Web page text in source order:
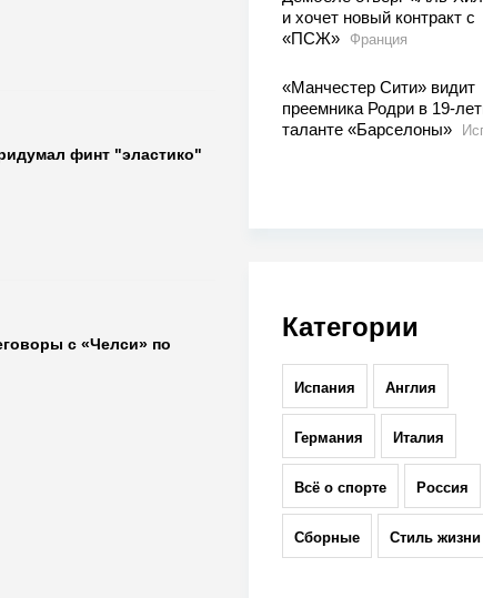
и хочет новый контракт с
«ПСЖ»
Франция
«Манчестер Сити» видит
преемника Родри в 19-
таланте «Барселоны»
Категории
Испания Англия
Германия Италия
Всё о спорте Россия
Сборные Стиль жизни
финт "эластико"
с «Челси» по